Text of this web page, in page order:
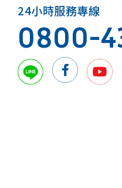
24小時服務專線
0800-